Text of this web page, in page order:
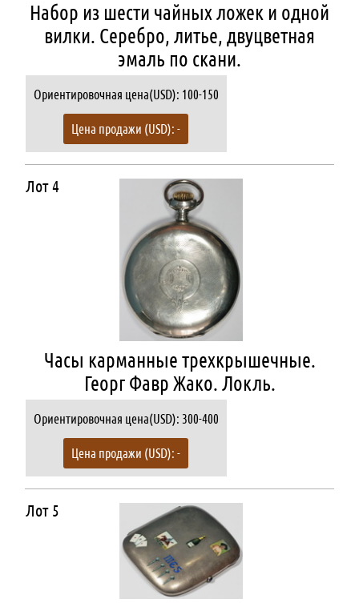
Набор из шести чайных ложек и одной
вилки. Серебро, литье, двуцветная
эмаль по скани.
Ориентировочная цена(USD): 100-150
Цена продажи (USD): -
Лот 4
Часы карманные трехкрышечные.
Георг Фавр Жако. Локль.
Ориентировочная цена(USD): 300-400
Цена продажи (USD): -
Лот 5